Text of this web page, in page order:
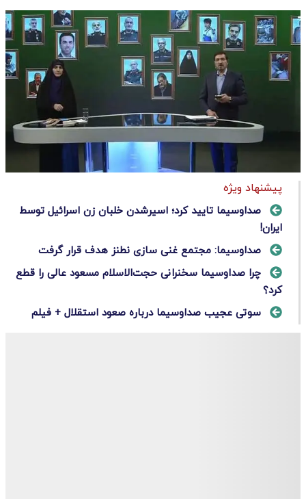
پیشنهاد ویژه
صداوسیما تایید کرد؛ اسیرشدن خلبان زن اسرائیل توسط
ایران!
صداوسیما: مجتمع غنی سازی نطنز هدف قرار گرفت
چرا صداوسیما سخنرانی حجت‌الاسلام مسعود عالی را قطع
کرد؟
سوتی عجیب صداوسیما درباره صعود استقلال + فیلم